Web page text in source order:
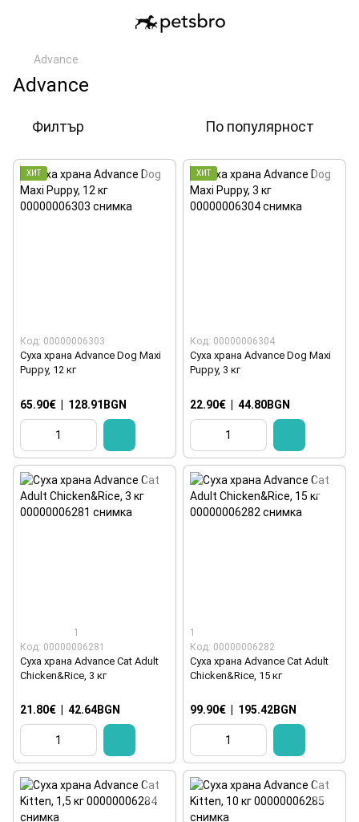
Advance
Advance
Филтър По популярност
ХИТ
Код: 00000006303
Суха храна Advance Dog Maxi
Puppy, 12 кг
65.90€ 128.91BGN
ХИТ
Код: 00000006304
Суха храна Advance Dog Maxi
Puppy, 3 кг
22.90€ 44.80BGN
1
Код: 00000006281
Суха храна Advance Cat Adult
Chicken&Rice, 3 кг
21.80€ 42.64BGN
1
Код: 00000006282
Суха храна Advance Cat Adult
Chicken&Rice, 15 кг
99.90€ 195.42BGN